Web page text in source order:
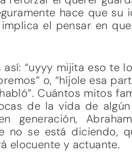
hace que su
el pensar en
“uyyy mijita eso te
o, “híjole esa
Cuántos mitos
de la vida de algún
generación,
no se está diciendo,
elocuente y actuante.